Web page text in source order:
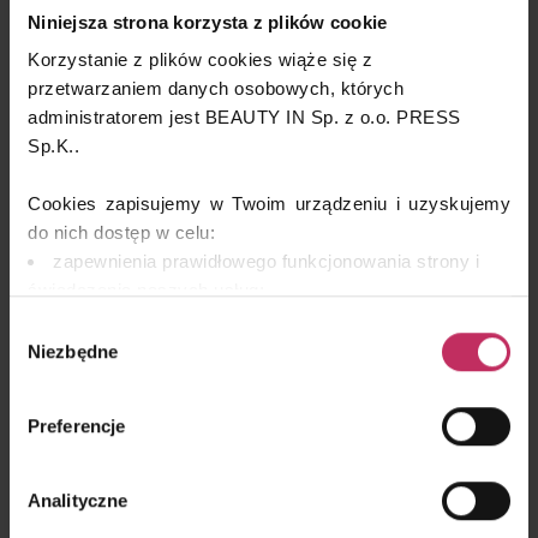
Niniejsza strona korzysta z plików cookie
Korzystanie z plików cookies wiąże się z
przetwarzaniem danych osobowych, których
administratorem jest BEAUTY IN Sp. z o.o. PRESS
Sp.K..
Cookies zapisujemy w Twoim urządzeniu i uzyskujemy
do nich dostęp w celu:
zapewnienia prawidłowego funkcjonowania strony i
analizy zachowań użytkowników w celu ich lepszego
remarketingowym, czyli wyświetlania Ci naszych
reklam na innych stronach.
Wykorzystujemy pliki cookies własne oraz naszych
partnerów. Szczegółowe informacje o przetwarzaniu
zgody
Niezbędne
Preferencje
Analityczne